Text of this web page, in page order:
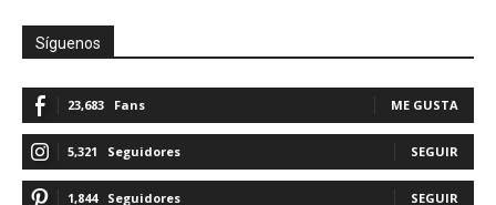
Síguenos
23,683 Fans ME GUSTA
5,321 Seguidores SEGUIR
1,844 Seguidores SEGUIR